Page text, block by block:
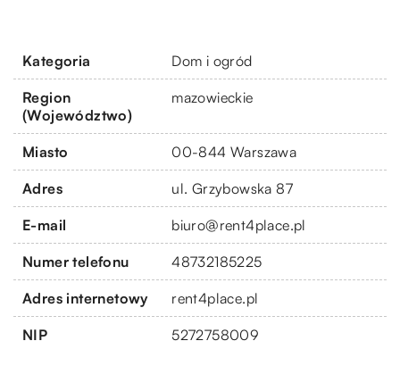
Kategoria Dom i ogród
Region
(Województwo)
mazowieckie
Miasto 00-844 Warszawa
Adres ul. Grzybowska 87
E-mail biuro@rent4place.pl
Numer telefonu 48732185225
Adres internetowy rent4place.pl
NIP 5272758009